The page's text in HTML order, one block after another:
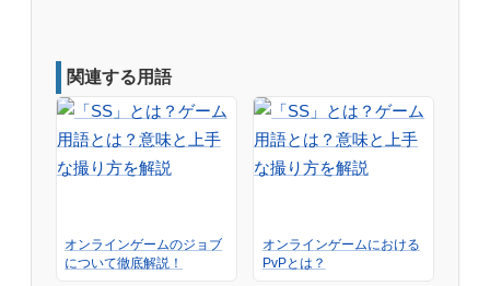
関連する用語
オンラインゲームのジョブ
について徹底解説！
オンラインゲームにおける
PvPとは？